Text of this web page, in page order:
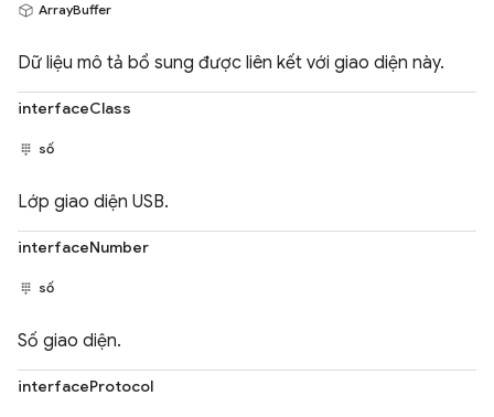
ArrayBuffer
Dữ liệu mô tả bổ sung được liên kết với giao diện này.
interfaceClass
số
Lớp giao diện USB.
interfaceNumber
số
Số giao diện.
interfaceProtocol